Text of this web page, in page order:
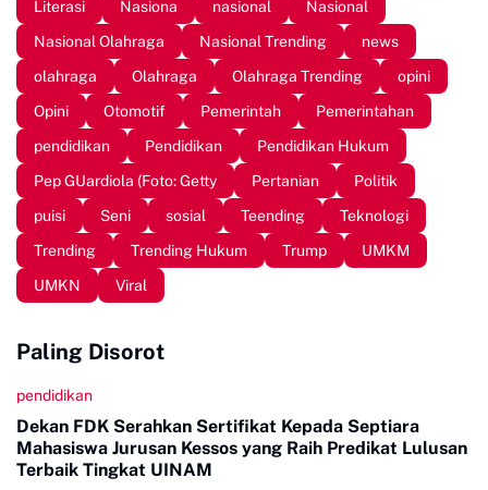
Literasi
Nasiona nasional
Nasional
Nasional Olahraga
Nasional Trending
news
olahraga
Olahraga Olahraga Trending
opini
Opini
Otomotif Pemerintah
Pemerintahan
pendidikan
Pendidikan
Pendidikan Hukum
Pep GUardiola (Foto: Getty
Pertanian
Politik
puisi
Seni sosial Teending
Teknologi
Trending
Trending Hukum Trump
UMKM
UMKN
Viral
Paling Disorot
pendidikan
Dekan FDK Serahkan Sertifikat Kepada Septiara
Mahasiswa Jurusan Kessos yang Raih Predikat Lulusan
Terbaik Tingkat UINAM